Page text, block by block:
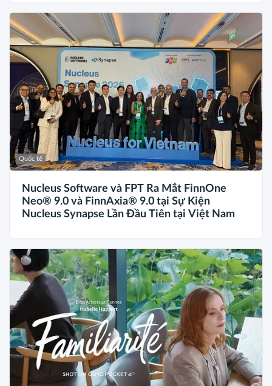
Quốc tế
Nucleus Software và FPT Ra Mắt FinnOne
Neo® 9.0 và FinnAxia® 9.0 tại Sự Kiện
Nucleus Synapse Lần Đầu Tiên tại Việt Nam